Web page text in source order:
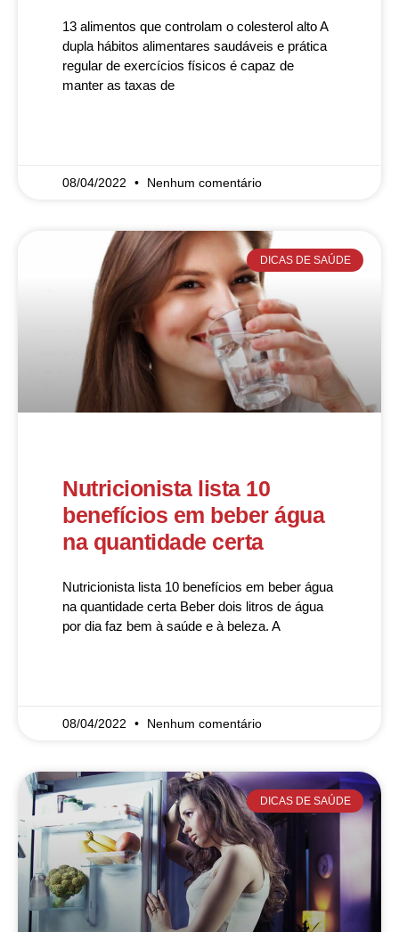
13 alimentos que controlam o colesterol alto​ A
dupla hábitos alimentares saudáveis e prática
regular de exercícios físicos é capaz de
manter as taxas de
08/04/2022 Nenhum comentário
DICAS DE SAÚDE
Nutricionista lista 10
benefícios em beber água
na quantidade certa
Nutricionista lista 10 benefícios em beber água
na quantidade certa Beber dois litros de água
por dia faz bem à saúde e à beleza. A
08/04/2022 Nenhum comentário
DICAS DE SAÚDE